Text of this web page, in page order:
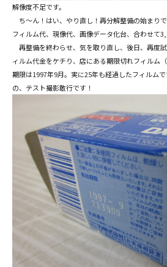
解像度不足です。
ち～ん！はい、やり直し！再分解整備の始まりで
フィルム代、現像代、画像データ化台、合わせて
再整備を終わらせ、気を取り直し、後日、再度
ィルム代金をケチり、店にある期限切れフィルム
期限は1997年9月。実に25年も経過したフィルム
の、テスト撮影敢行です！